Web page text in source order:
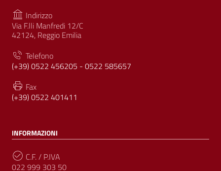
Indirizzo
Via F.lli Manfredi 12/C
42124, Reggio Emilia
Telefono
(+39) 0522 456205 - 0522 585657
Fax
(+39) 0522 401411
INFORMAZIONI
C.F. / P.IVA
022 999 303 50